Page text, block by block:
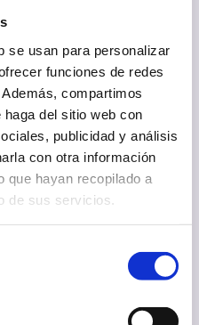
se usan para personalizar
funciones de redes
compartimos
del sitio web con
publicidad y análisis
con otra información
que hayan recopilado a
de sus servicios.
3º izqda., 33206 Gijón
dirección
aportarse
de forma
de gestión técnica.
además
concretos. Los datos
para la
responsabilidades